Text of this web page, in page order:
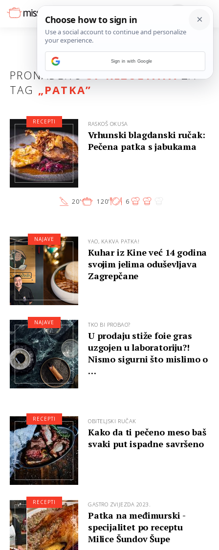
PRONAĐENO37 REZULTATAZA
TAG „PATKA”
RASKOŠ OKUSA
Vrhunski blagdanski ručak:
Pečena patka s jabukama
20' 120' 6
RECEPTI
YAO, KAKVA PATKA!
Kuhar iz Kine već 14 godina
svojim jelima oduševljava
Zagrepčane
NAJAVE
TKO BI PROBAO?
U prodaju stiže foie gras
uzgojen u laboratoriju?!
Nismo sigurni što mislimo o
…
NAJAVE
OBITELJSKI RUČAK
Kako da ti pečeno meso baš
svaki put ispadne savršeno
RECEPTI
GASTRO ZVIJEZDA 2023.
Patka na međimurski -
specijalitet po receptu
Milice Šundov Šupe
RECEPTI
Sign in with Google